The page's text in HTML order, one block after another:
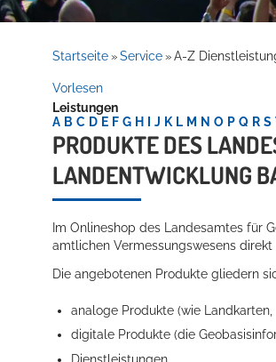
Service
Startseite » Service » A-Z
Vorlesen
Leistungen
A B C D E F G H J K L M N O P Q R S
PRODUKTE DES
LANDENTWICKLUNG
Im Onlineshop des Landesamtes für
amtlichen Vermessungswesens direkt
Die angebotenen Produkte gliedern
analoge Produkte (wie
digitale Produkte (die